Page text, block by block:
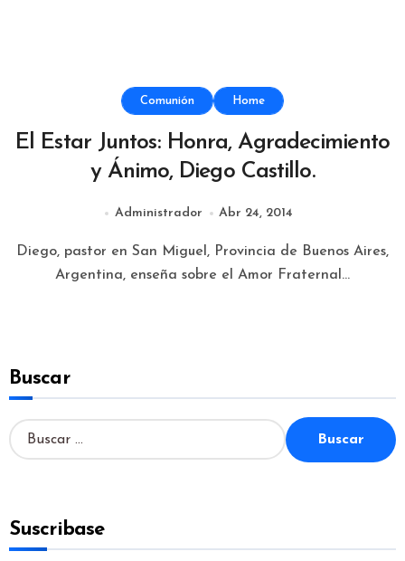
Comunión Home
El Estar Juntos: Honra, Agradecimiento
y Ánimo, Diego Castillo.
Administrador Abr 24, 2014
Diego, pastor en San Miguel, Provincia de Buenos Aires,
Argentina, enseña sobre el Amor Fraternal...
Buscar
B
u
r
:
Suscribase